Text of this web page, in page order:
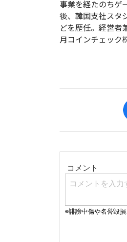
事業を経たのちゲ
後、韓国支社スタ
どを歴任。経営者
月コインチェック